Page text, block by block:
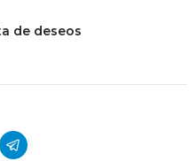
de deseos